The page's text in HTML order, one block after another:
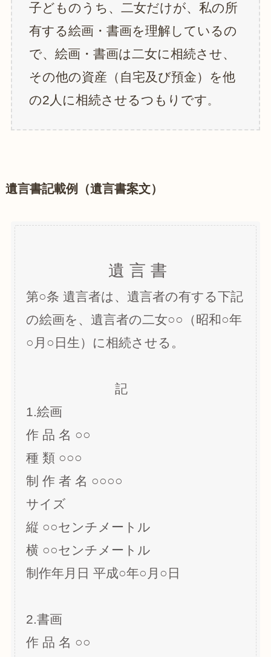
子どものうち、二女だけが、私の所
有する絵画・書画を理解しているの
で、絵画・書画は二女に相続させ、
その他の資産（自宅及び預金）を他
の2人に相続させるつもりです。
遺言書記載例（遺言書案文）
遺 言 書
第○条 遺言者は、遺言者の有する下記
の絵画を、遺言者の二女○○（昭和○年
○月○日生）に相続させる。
記
1.絵画
作 品 名 ○○
種 類 ○○○
制 作 者 名 ○○○○
サイズ
縦 ○○センチメートル
横 ○○センチメートル
制作年月日 平成○年○月○日
2.書画
作 品 名 ○○